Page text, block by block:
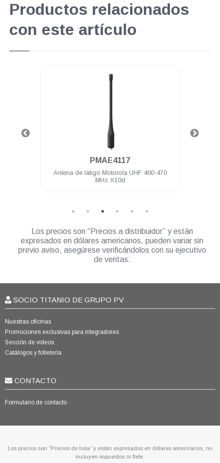
Productos relacionados
con este artículo
.
PMAE4117
Antena de látigo Motorola UHF 400-470
MHz X10d
Los precios son “Precios a distribuidor” y están
expresados en dólares americanos, pueden variar sin
previo aviso, asegúrese verificándolos con su ejecutivo
de ventas.
SOCIO TITANIO DE GRUPO PV
Nuestras oficinas
Promociones exclusivas para integradores
Sección de videos
Catálogos y folletería
CONTACTO
Formulario de contacto
Los precios son “Precios de lista” y están expresados en dólares americanos, no
incluyen impuestos ni flete.